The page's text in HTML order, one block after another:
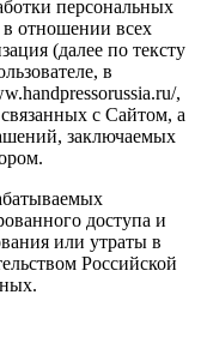
персональных
в отношении всех
(далее по тексту
в
,
с Сайтом, а
заключаемых
доступа и
или утраты в
Российской